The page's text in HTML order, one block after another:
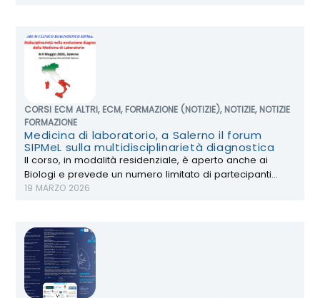
CORSI ECM ALTRI, ECM, FORMAZIONE (NOTIZIE), NOTIZIE, NOTIZIE
FORMAZIONE
Medicina di laboratorio, a Salerno il forum
SIPMeL sulla multidisciplinarietà diagnostica
Il corso, in modalità residenziale, è aperto anche ai
Biologi e prevede un numero limitato di partecipanti...
19 MARZO 2026